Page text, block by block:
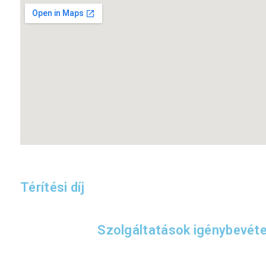
Térítési díj
Szolgáltatások